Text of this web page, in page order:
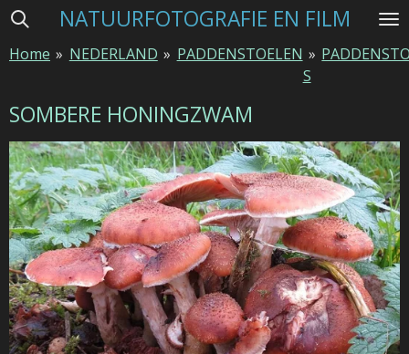
Ga
naar
hoofdinhoud
NATUURFOTOGRAFIE EN FILM
Home » NEDERLAND » PADDENSTOELEN »
S
SOMBERE HONINGZWAM